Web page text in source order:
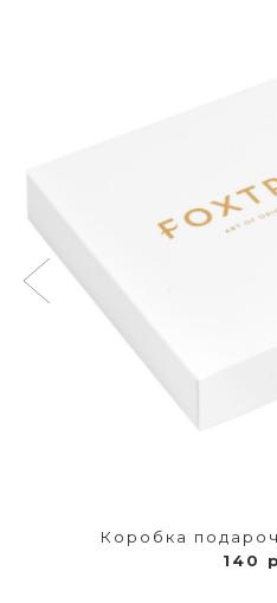
Коробка
140